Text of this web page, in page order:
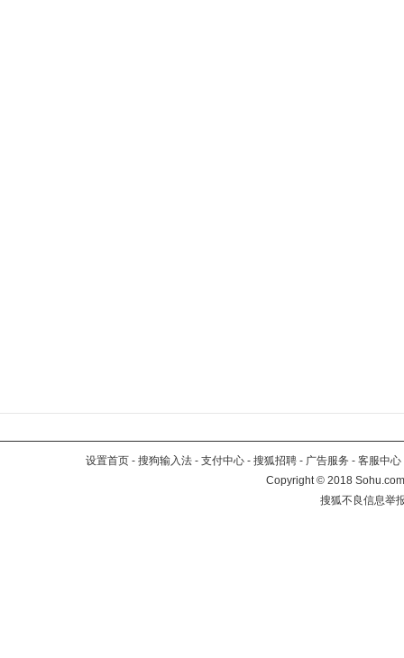
设置首页 - 搜狗输入法 - 支付中心 - 搜狐招聘 - 广告服务 - 客服中心
Copyright©2018
搜狐不良信息举